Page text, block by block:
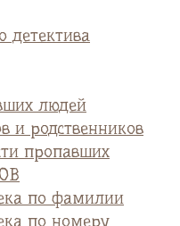
детектива
людей
и родственников
пропавших
по фамилии
по номеру